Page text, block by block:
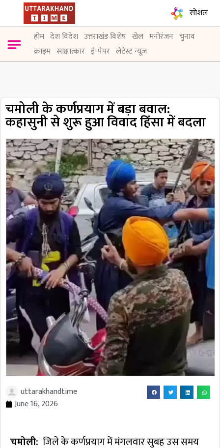
सोशल
होम देश विदेश उत्तराखंड विशेष खेल मनोरंजन चुनाव
क्राइम साक्षात्कार ई-पेपर लेटेस्ट न्यूज़
चमोली के कर्णप्रयाग में बड़ा बवाल:
कहासुनी से शुरू हुआ विवाद हिंसा में बदला
uttarakhandtime
June 16, 2026
चमोली: जिले के कर्णप्रयाग में मंगलवार सुबह उस समय